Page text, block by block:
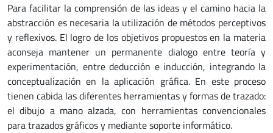
Para facilitar la comprensión de las ideas y el camino hacia la
abstracción es necesaria la utilización de métodos perceptivos
y reflexivos. El logro de los objetivos propuestos en la materia
aconseja mantener un permanente dialogo entre teoría y
experimentación, entre deducción e inducción, integrando la
conceptualización en la aplicación gráfica. En este proceso
tienen cabida las diferentes herramientas y formas de trazado:
el dibujo a mano alzada, con herramientas convencionales
para trazados gráficos y mediante soporte informático.